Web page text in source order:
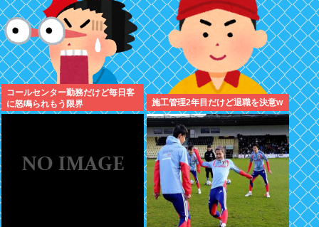
コールセンター勤務だけど毎日客
に怒鳴られもう限界
施工管理2年目だけど退職を決意w